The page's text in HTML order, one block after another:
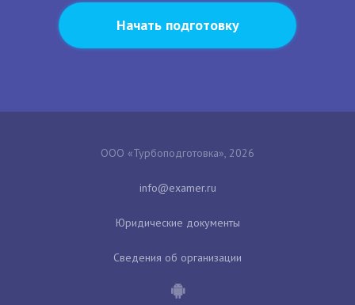
Начать подготовку
ООО «Турбоподготовка», 2026
Юридические документы
Сведения об организации